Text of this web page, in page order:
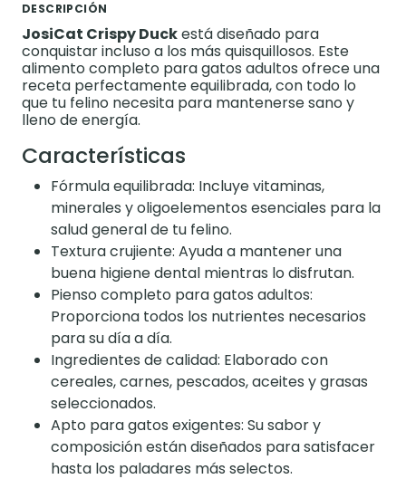
DESCRIPCIÓN
JosiCat Crispy Duckestá diseñado para
conquistar incluso a los más quisquillosos. Este
alimento completo para gatos adultos ofrece una
receta perfectamente equilibrada, con todo lo
que tu felino necesita para mantenerse sano y
lleno de energía.
Características
Fórmula equilibrada: Incluye vitaminas,
minerales y oligoelementos esenciales para la
salud general de tu felino.
Textura crujiente: Ayuda a mantener una
buena higiene dental mientras lo disfrutan.
Pienso completo para gatos adultos:
Proporciona todos los nutrientes necesarios
para su día a día.
Ingredientes de calidad: Elaborado con
cereales, carnes, pescados, aceites y grasas
seleccionados.
Apto para gatos exigentes: Su sabor y
composición están diseñados para satisfacer
hasta los paladares más selectos.